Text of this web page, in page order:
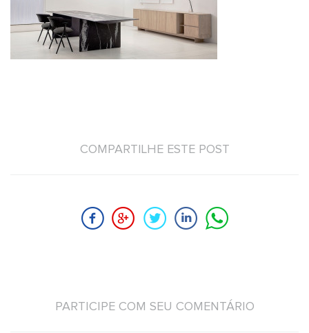
COMPARTILHE ESTE POST
PARTICIPE COM SEU COMENTÁRIO